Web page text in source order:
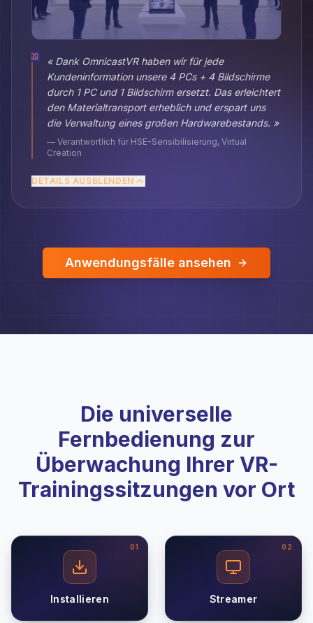
« Dank OmnicastVR haben wir für jede
Kundeninformation unsere 4 PCs + 4 Bildschirme
durch 1 PC und 1 Bildschirm ersetzt. Das erleichtert
den Materialtransport erheblich und erspart uns
die Verwaltung eines großen Hardwarebestands. »
— Verantwortlich für HSE-Sensibilisierung, Virtual
Creation
DETAILS AUSBLENDEN
Anwendungsfälle ansehen
Die universelle
Fernbedienung zur
Überwachung Ihrer VR-
Trainingssitzungen vor Ort
Installieren
01
Streamer
0 2